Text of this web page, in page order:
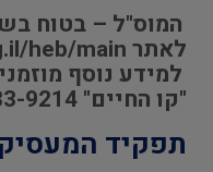
המוס"ל – בטוח
לאתרheb/main/
למידע נוסף
"קו החיים" 052-683-9214
תפקיד